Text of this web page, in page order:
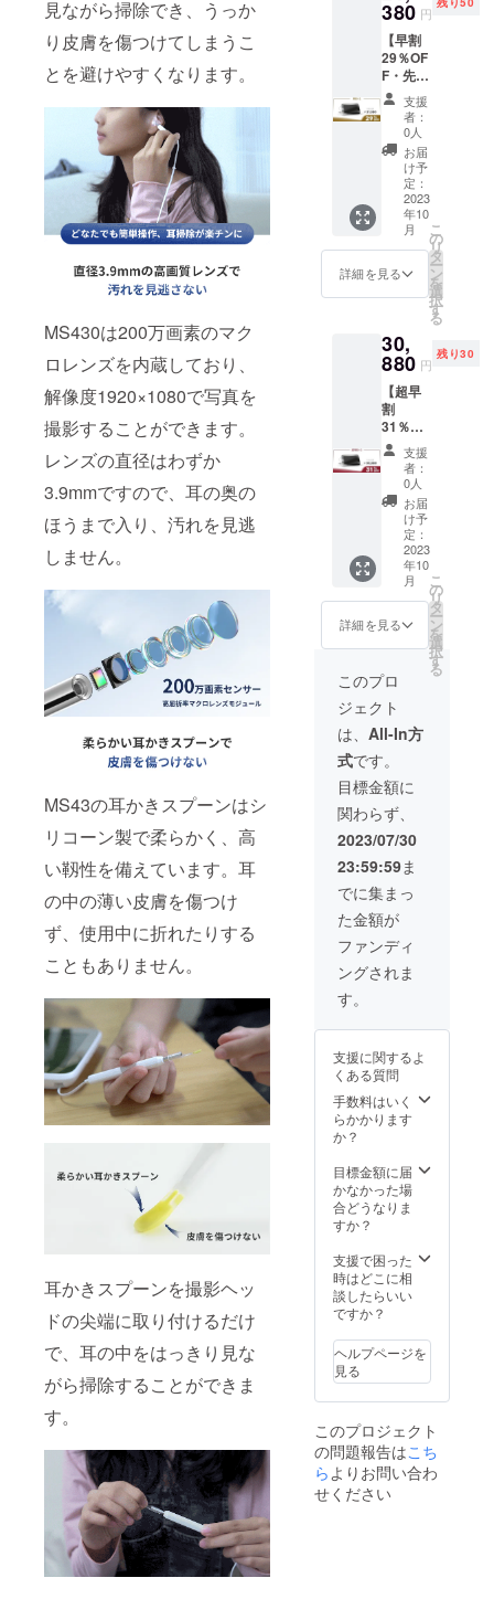
見ながら掃除でき、うっか
り皮膚を傷つけてしまうこ
とを避けやすくなります。
MS430は200万画素のマク
ロレンズを内蔵しており、
解像度1920×1080で写真を
撮影することができます。
レンズの直径はわずか
3.9mmですので、耳の奥の
ほうまで入り、汚れを見逃
しません。
MS43の耳かきスプーンはシ
リコーン製で柔らかく、高
い靱性を備えています。耳
の中の薄い皮膚を傷つけ
ず、使用中に折れたりする
こともありません。
耳かきスプーンを撮影ヘッ
ドの尖端に取り付けるだけ
で、耳の中をはっきり見な
がら掃除することができま
す。
× 5
入れ × 1
●耳かき
スプー
ン × 2
●micro
SD カー
（8GB
）× 1 ●
ストッ
パー
（黄
色）× 1
●ストッ
パー
（黒）×
2 ●ダブ
× 5
となり
ます。
＜内容
物＞ ●
耳かき
MS430
本体 × 2
●日本語
説明書
× 2 ●充
電ケー
ブル
（USB-
A to
USB-
C）× 2
ン × 8 ●
アクセ
サリー
入れ × 2
●耳かき
スプー
ン × 4
●micro
SD カー
ド
（8GB
）× 2 ●
ストッ
パー
（黄
色）× 2
●ストッ
（黒）×
4 ●ダブ
ド綿棒
× 10
380 円
【早割
29％OF
F・先着
50名様
限定】
可視化
耳かき
「MS43
0」 × 2
※一般販
売予定
価格：
29960
円（税
込） ※
送料込
となり
ます。
＜内容
物＞ ●
耳かき
MS430
本体 × 2
●日本語
説明書
× 2 ●充
電ケー
ブル
（USB-
A to
USB-
C）× 2
●クリー
ン × 8 ●
アクセ
サリー
入れ × 2
●耳かき
スプー
ン × 4
●micro
SD カー
ド
（8GB
）× 2 ●
ストッ
パー
（黄
色）× 2
●ストッ
パー
ルヘッ
ド綿棒
× 10
支援
者：
0人
お届
け予
定：
2023
年10
月
詳細を見る
こ
の
リ
タ
ー
ン
を
選
択
す
る
30,
880 円
残り30
【超早
割
31％OF
F・先着
30名様
限定】
可視化
耳かき
「MS43
0」 × 3
※一般販
売予定
価格：
44940
円（税
込） ※
送料込
の価格
となり
ます。
＜内容
物＞ ●
耳かき
MS430
本体 × 3
●日本語
説明書
× 3 ●充
電ケー
ブル
（USB-
A to
USB-
C） × 3
コット
●アクセ
サリー
入れ × 3
●耳かき
スプー
●micro
SD カー
ド
（8GB
ストッ
パー
（黄
色）× 3
パー
（黒）×
6 ●ダブ
ルヘッ
× 15
支援
者：
0人
お届
け予
定：
2023
年10
月
詳細を見る
こ
の
リ
タ
ー
ン
を
選
択
す
る
このプロ
ジェクト
は、 All-In方
式です。
目標金額に
関わらず、
2023/07/30
23:59:59ま
でに集まっ
た金額が
ファンディ
ングされま
す。
支援に関するよ
くある質問
手数料はいく
らかかります
か？
目標金額に届
かなかった場
合どうなりま
すか？
支援で困った
時はどこに相
談したらいい
ですか？
ヘルプページを
見る
このプロジェクト
の問題報告はこち
ら よりお問い合わ
せください